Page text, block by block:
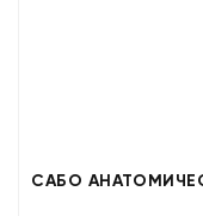
САБО